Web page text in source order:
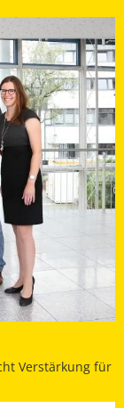
Verstärkung für